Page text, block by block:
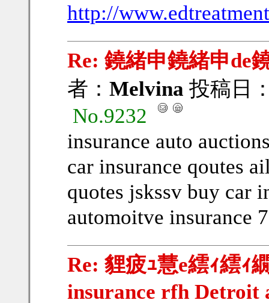
http://
Re: 鐃緒申鐃緒申de
者： Melvina 投稿日
No.9232
insurance auto
car insurance qoutes
quotes jskssv buy car
automoitve insurance
Re: 貍疲ｭ慧e繧ｨ繧ｨ
insurance rfh Detroit